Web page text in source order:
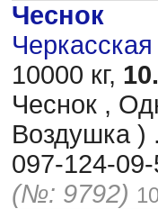
Чеснок
10000 кг,
Чеснок ,
Воздушка
097-124-
(№: 9792)